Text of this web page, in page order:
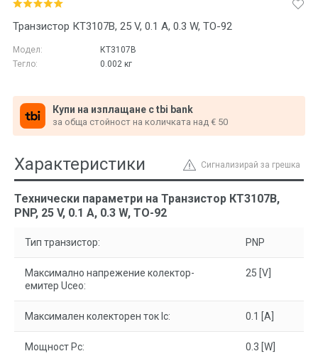
Транзистор КТ3107В, 25 V, 0.1 A, 0.3 W, TO-92
Модел:
КТ3107В
Тегло:
0.002 кг
Купи на изплащане с tbi bank
за обща стойност на количката над € 50
Сигнализирай за грешка
Характеристики
Технически параметри на Транзистор КT3107B,
PNP, 25 V, 0.1 A, 0.3 W, TO-92
Тип транзистор: PNP
Максимално напрежение колектор-
емитер Uceo:
25 [V]
Максимален колекторен ток Ic: 0.1 [A]
Мощност Pc: 0.3 [W]